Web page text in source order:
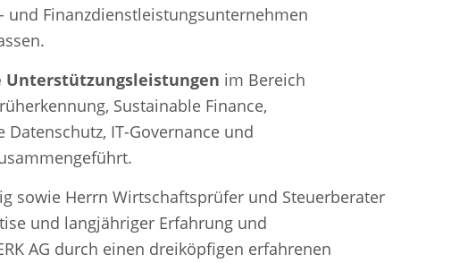
Finanzdienstleistungsunternehmen
Unterstützungsleistungen im Bereich
Sustainable Finance,
IT-Governance und
sowie Herrn Wirtschaftsprüfer und Steuerberater
und langjähriger Erfahrung und
AG durch einen dreiköpfigen erfahrenen